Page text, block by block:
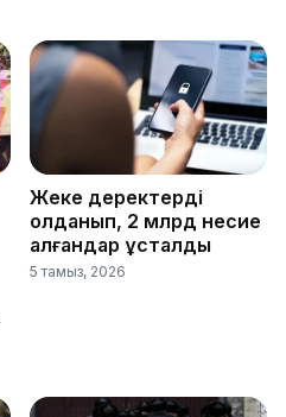
Жеке деректерді
қолданып, 2 млрд несие
алғандар ұсталды
5 тамыз, 2026